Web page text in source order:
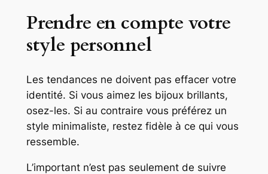
Prendre en compte votre
style personnel
Les tendances ne doivent pas effacer votre
identité. Si vous aimez les bijoux brillants,
osez-les. Si au contraire vous préférez un
style minimaliste, restez fidèle à ce qui vous
ressemble.
L’important n’est pas seulement de suivre